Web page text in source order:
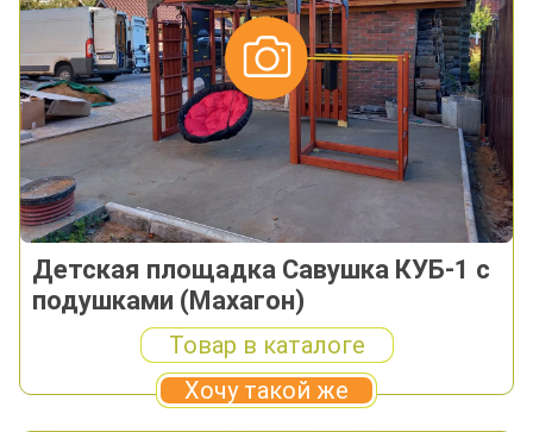
Детская площадка Савушка КУБ-1 с
подушками (Махагон)
Товар в каталоге
Хочу такой же